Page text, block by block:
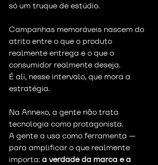
só um truque de estúdio.
Campanhas memoráveis nascem do
atrito entre o que o produto
realmente entrega e o que o
consumidor realmente deseja.
É ali, nesse intervalo, que mora a
estratégia.
Na Annexo, a gente não trata
tecnologia como protagonista.
A gente a usa como ferramenta —
para amplificar o que realmente
importa: a verdade da marca e a